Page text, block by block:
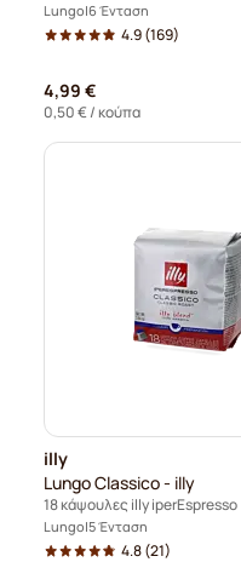
Lungo 6 Ένταση
4.9(169)
4,99 €
0,50 €/ κούπα
illy
Lungo Classico - illy
18 κάψουλες illy iperEspresso
Lungo 5 Ένταση
4.8(21)